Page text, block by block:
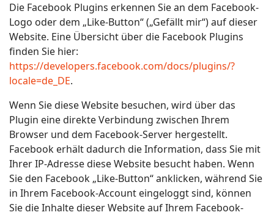
Die Facebook Plugins erkennen Sie an dem Facebook-
Logo oder dem „Like-Button“ („Gefällt mir“) auf dieser
Website. Eine Übersicht über die Facebook Plugins
finden Sie hier:
https://developers.facebook.com/docs/plugins/?
locale=de_DE.
Wenn Sie diese Website besuchen, wird über das
Plugin eine direkte Verbindung zwischen Ihrem
Browser und dem Facebook-Server hergestellt.
Facebook erhält dadurch die Information, dass Sie mit
Ihrer IP-Adresse diese Website besucht haben. Wenn
Sie den Facebook „Like-Button“ anklicken, während Sie
in Ihrem Facebook-Account eingeloggt sind, können
Sie die Inhalte dieser Website auf Ihrem Facebook-